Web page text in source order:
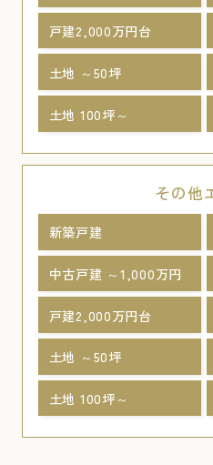
戸建2,000万円台
土地 ～50坪
土地 100坪～
その他
新築戸建
中古戸建 ～1,000万円
戸建2,000万円台
土地 ～50坪
土地 100坪～